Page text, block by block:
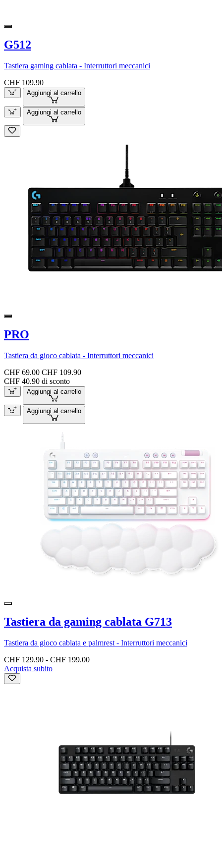
G512
Tastiera gaming cablata - Interruttori meccanici
CHF 109.90
Aggiungi al carrello
Aggiungi al carrello
PRO
Tastiera da gioco cablata - Interruttori meccanici
CHF 69.00 CHF 109.90
CHF 40.90 di sconto
Aggiungi al carrello
Aggiungi al carrello
Tastiera da gaming cablata G713
Tastiera da gioco cablata e palmrest - Interruttori meccanici
CHF 129.90 - CHF 199.00
Acquista subito